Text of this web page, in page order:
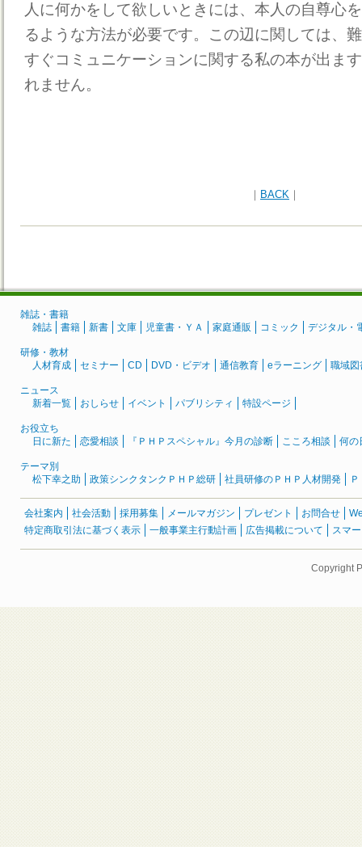
人に何かをして欲しいときには、本人の自尊心
るような方法が必要です。この辺に関しては、
すぐコミュニケーションに関する私の本が出ま
れません。
｜ BACK ｜
雑誌・書籍
雑誌
書籍 新書 文庫 児童書・ＹＡ 家庭通販 コミック デジタル・
研修・教材
人材育成
セミナー CD DVD・ビデオ 通信教育 eラーニング 職域図
ニュース
新着一覧
おしらせ イベント パブリシティ 特設ページ
お役立ち
日に新た
恋愛相談 『ＰＨＰスペシャル』今月の診断 こころ相談 何の
テーマ別
松下幸之助
政策シンクタンクＰＨＰ総研 社員研修のＰＨＰ人材開発
会社案内 社会活動 採用募集 メールマガジン プレゼント お問合せ
特定商取引法に基づく表示
一般事業主行動計画 広告掲載について スマ
Copyright